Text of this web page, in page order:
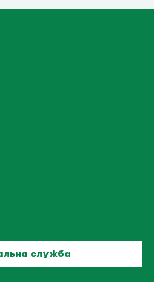
служба